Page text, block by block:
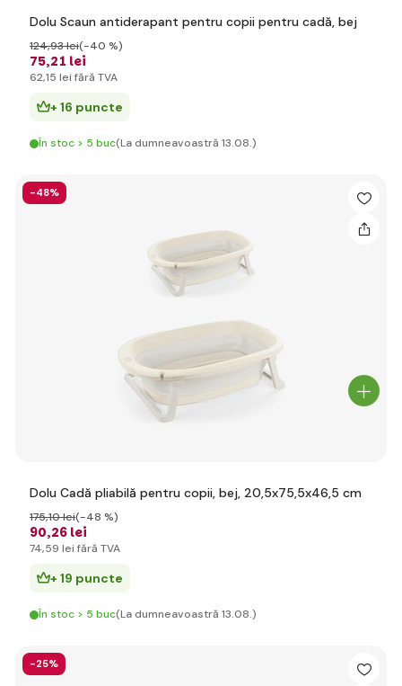
Dolu Scaun antiderapant pentru copii pentru cadă, bej
75,21 lei
124,93 lei(-40 %)
62,15 lei fără TVA
+ 16 puncte
În stoc > 5 buc(La dumneavoastră 13.08.)
-48%
Dolu Cadă pliabilă pentru copii, bej, 20,5x75,5x46,5 cm
90,26 lei
175,10 lei(-48 %)
74,59 lei fără TVA
+ 19 puncte
În stoc > 5 buc(La dumneavoastră 13.08.)
-25%